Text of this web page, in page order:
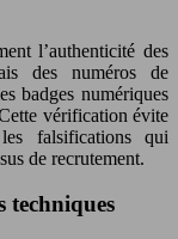
l’authenticité des
des numéros de
badges numériques
vérification évite
falsifications qui
de recrutement.
techniques